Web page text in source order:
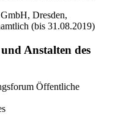
Dresden,
(bis 31.08.2019)
Anstalten des
Öffentliche